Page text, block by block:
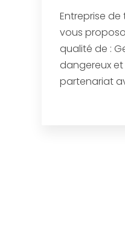
Entreprise
vous
qualité de :
dangereux
partenariat